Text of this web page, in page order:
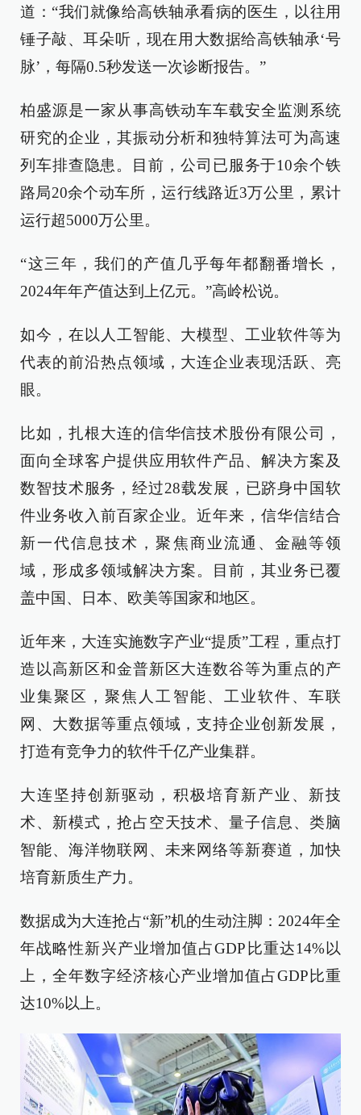
道：“我们就像给高铁轴承看病的医生，以往用
锤子敲、耳朵听，现在用大数据给高铁轴承‘号
脉’，每隔0.5秒发送一次诊断报告。”
柏盛源是一家从事高铁动车车载安全监测系统
研究的企业，其振动分析和独特算法可为高速
列车排查隐患。目前，公司已服务于10余个铁
路局20余个动车所，运行线路近3万公里，累计
运行超5000万公里。
“这三年，我们的产值几乎每年都翻番增长，
2024年年产值达到上亿元。”高岭松说。
如今，在以人工智能、大模型、工业软件等为
代表的前沿热点领域，大连企业表现活跃、亮
眼。
比如，扎根大连的信华信技术股份有限公司，
面向全球客户提供应用软件产品、解决方案及
数智技术服务，经过28载发展，已跻身中国软
件业务收入前百家企业。近年来，信华信结合
新一代信息技术，聚焦商业流通、金融等领
域，形成多领域解决方案。目前，其业务已覆
盖中国、日本、欧美等国家和地区。
近年来，大连实施数字产业“提质”工程，重点打
造以高新区和金普新区大连数谷等为重点的产
业集聚区，聚焦人工智能、工业软件、车联
网、大数据等重点领域，支持企业创新发展，
打造有竞争力的软件千亿产业集群。
大连坚持创新驱动，积极培育新产业、新技
术、新模式，抢占空天技术、量子信息、类脑
智能、海洋物联网、未来网络等新赛道，加快
培育新质生产力。
数据成为大连抢占“新”机的生动注脚：2024年全
年战略性新兴产业增加值占GDP比重达14%以
上，全年数字经济核心产业增加值占GDP比重
达10%以上。